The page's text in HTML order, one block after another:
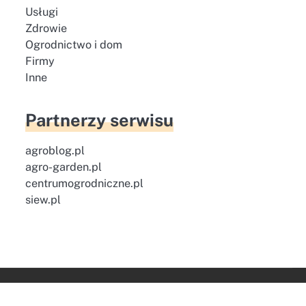
Usługi
Zdrowie
Ogrodnictwo i dom
Firmy
Inne
Partnerzy serwisu
agroblog.pl
agro-garden.pl
centrumogrodniczne.pl
siew.pl